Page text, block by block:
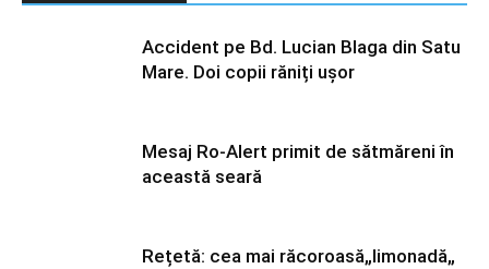
Accident pe Bd. Lucian Blaga din Satu
Mare. Doi copii răniți ușor
Mesaj Ro-Alert primit de sătmăreni în
această seară
Rețetă: cea mai răcoroasă„limonadă„